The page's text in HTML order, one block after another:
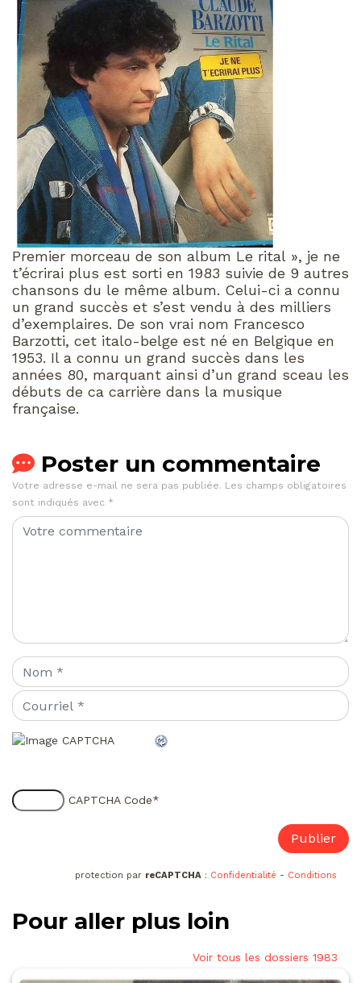
Premier morceau de son album Le rital », je ne
t’écrirai plus est sorti en 1983 suivie de 9 autres
chansons du le même album. Celui-ci a connu
un grand succès et s’est vendu à des milliers
d’exemplaires. De son vrai nom Francesco
Barzotti, cet italo-belge est né en Belgique en
1953. Il a connu un grand succès dans les
années 80, marquant ainsi d’un grand sceau les
débuts de ca carrière dans la musique
française.
Poster un commentaire
Votre adresse e-mail ne sera pas publiée. Les champs obligatoires
sont indiqués avec *
CAPTCHA Code*
protection par reCAPTCHA : Confidentialité - Conditions
Pour aller plus loin
Voir tous les dossiers 1983